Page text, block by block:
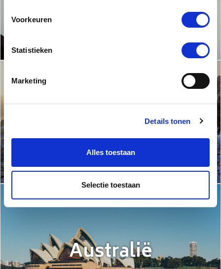
Voorkeuren
Statistieken
Marketing
Details tonen
Alles toestaan
Selectie toestaan
Marokko
Australië